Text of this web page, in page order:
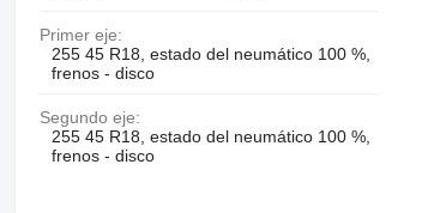
Primer eje:
255 45 R18, estado del neumático 100 %,
frenos - disco
Segundo eje:
255 45 R18, estado del neumático 100 %,
frenos - disco